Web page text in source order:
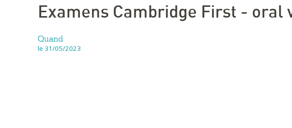
Examens Cambridge First - oral
Quand
le 31/05/2023